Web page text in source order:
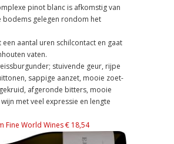
pinot blanc is afkomstig van
bodems gelegen rondom het
een aantal uren schilcontact en gaat
vaten.
stuivende geur, rijpe
sappige aanzet, mooie zoet-
afgeronde bitters, mooie
met veel expressie en lengte
Fine World Wines € 18,54